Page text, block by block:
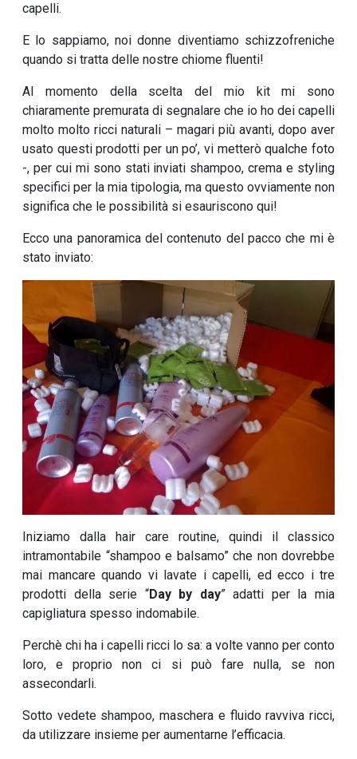
capelli.
E lo sappiamo, noi donne diventiamo schizzofreniche
quando si tratta delle nostre chiome fluenti!
Al momento della scelta del mio kit mi sono
chiaramente premurata di segnalare che io ho dei capelli
molto molto ricci naturali – magari più avanti, dopo aver
usato questi prodotti per un po’, vi metterò qualche foto
-, per cui mi sono stati inviati shampoo, crema e styling
specifici per la mia tipologia, ma questo ovviamente non
significa che le possibilità si esauriscono qui!
Ecco una panoramica del contenuto del pacco che mi è
stato inviato:
Iniziamo dalla hair care routine, quindi il classico
intramontabile “shampoo e balsamo” che non dovrebbe
mai mancare quando vi lavate i capelli, ed ecco i tre
prodotti della serie “Day by day” adatti per la mia
capigliatura spesso indomabile.
Perchè chi ha i capelli ricci lo sa: a volte vanno per conto
loro, e proprio non ci si può fare nulla, se non
assecondarli.
Sotto vedete shampoo, maschera e fluido ravviva ricci,
da utilizzare insieme per aumentarne l’efficacia.